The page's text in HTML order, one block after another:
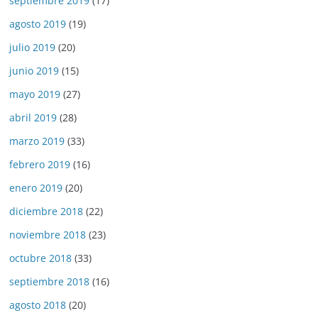
agosto 2019 (19)
julio 2019 (20)
junio 2019 (15)
mayo 2019 (27)
abril 2019 (28)
marzo 2019 (33)
febrero 2019 (16)
enero 2019 (20)
diciembre 2018 (22)
noviembre 2018 (23)
octubre 2018 (33)
septiembre 2018 (16)
agosto 2018 (20)